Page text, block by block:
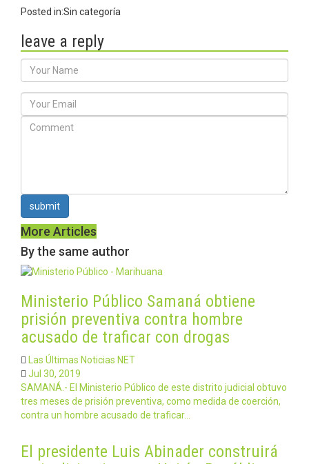
Posted in:Sin categoría
leave a reply
submit
More Articles
By the same author
Ministerio Público Samaná obtiene
prisión preventiva contra hombre
acusado de traficar con drogas
Las Últimas Noticias NET
Jul 30, 2019
SAMANÁ.- El Ministerio Público de este distrito judicial obtuvo
tres meses de prisión preventiva, como medida de coerción,
contra un hombre acusado de traficar…
El presidente Luis Abinader construirá